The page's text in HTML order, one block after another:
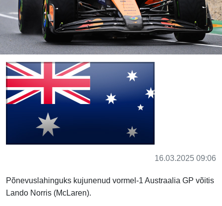
16.03.2025 09:06
Põnevuslahinguks kujunenud vormel-1 Austraalia GP võitis
Lando Norris (McLaren).